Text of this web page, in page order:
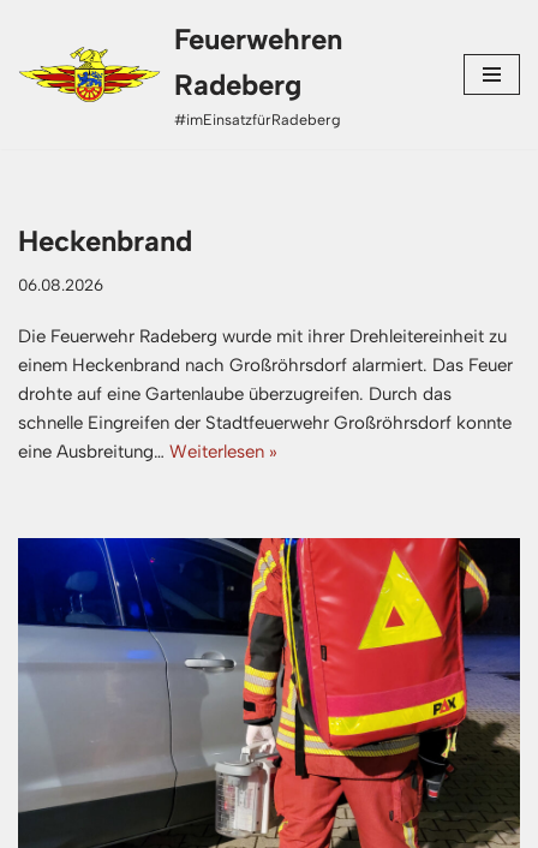
Zum
Inhalt
Feuerwehren
Radeberg
#imEinsatzfürRadeberg
Heckenbrand
06.08.2026
Die Feuerwehr Radeberg wurde mit ihrer Drehleitereinheit zu
einem Heckenbrand nach Großröhrsdorf alarmiert. Das Feuer
drohte auf eine Gartenlaube überzugreifen. Durch das
schnelle Eingreifen der Stadtfeuerwehr Großröhrsdorf konnte
eine Ausbreitung… Weiterlesen »